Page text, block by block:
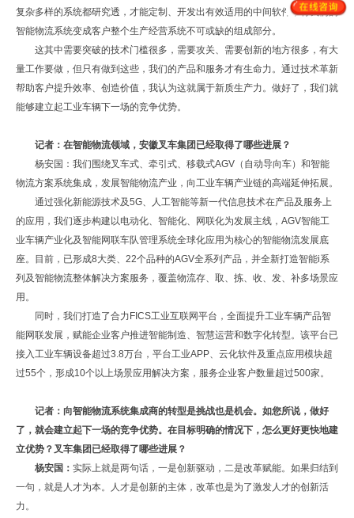
复杂多样的系统都研究透，才能定制、开发出有效适用的中间软件，将我们的
智能物流系统变成客户整个生产经营系统不可或缺的组成部分。
这其中需要突破的技术门槛很多，需要攻关、需要创新的地方很多，有大
量工作要做，但只有做到这些，我们的产品和服务才有生命力。通过技术革新
帮助客户提升效率、创造价值，我认为这就属于新质生产力。做好了，我们就
能够建立起工业车辆下一场的竞争优势。
记者：在智能物流领域，安徽叉车集团已经取得了哪些进展？
杨安国：我们围绕叉车式、牵引式、移载式AGV（自动导向车）和智能
物流方案系统集成，发展智能物流产业，向工业车辆产业链的高端延伸拓展。
通过强化新能源技术及5G、人工智能等新一代信息技术在产品及服务上
的应用，我们逐步构建以电动化、智能化、网联化为发展主线，AGV智能工
业车辆产业化及智能网联车队管理系统全球化应用为核心的智能物流发展底
座。目前，已形成8大类、22个品种的AGV全系列产品，并全新打造智能i系
列及智能物流整体解决方案服务，覆盖物流存、取、拣、收、发、补多场景应
用。
同时，我们打造了合力FICS工业互联网平台，全面提升工业车辆产品智
能网联发展，赋能企业客户推进智能制造、智慧运营和数字化转型。该平台已
接入工业车辆设备超过3.8万台，平台工业APP、云化软件及重点应用模块超
过55个，形成10个以上场景应用解决方案，服务企业客户数量超过500家。
记者：向智能物流系统集成商的转型是挑战也是机会。如您所说，做好
了，就会建立起下一场的竞争优势。在目标明确的情况下，怎么更好更快地建
立优势？叉车集团已经取得了哪些进展？
杨安国： 实际上就是两句话，一是创新驱动，二是改革赋能。如果归结到
一句，就是人才为本。人才是创新的主体，改革也是为了激发人才的创新活
力。